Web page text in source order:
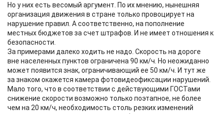
Но у них есть весомый аргумент. По их мнению, нынешняя
организация движения в стране только провоцирует на
нарушение правил. А соответственно, на пополнение
местных бюджетов за счет штрафов. И не имеет отношения к
безопасности.
За примерами далеко ходить не надо. Скорость на дороге
вне населенных пунктов ограничена 90 км/ч. Но неожиданно
может появится знак, ограничивающий ее 50 км/ч. И тут же
за знаком окажется камера фотовидеофиксации нарушений.
Мало того, что в соответствии с действующими ГОСТами
снижение скорости возможно только поэтапное, не более
чем на 20 км/ч, необходимость столь резких изменений